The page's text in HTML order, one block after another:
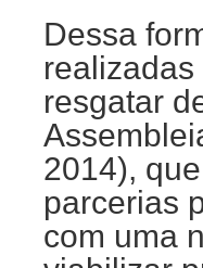
Dessa
resgatar
2014),
parcerias
com uma